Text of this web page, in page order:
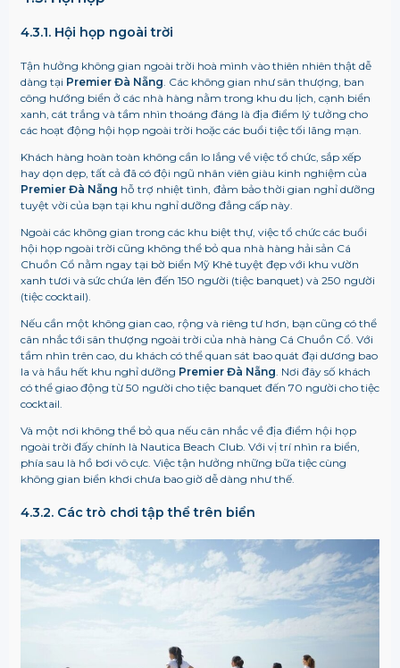
4.3.1. Hội họp ngoài trời
Tận hưởng không gian ngoài trời hoà mình vào thiên nhiên thật dễ
dàng tại Premier Đà Nẵng. Các không gian như sân thượng, ban
công hướng biển ở các nhà hàng nằm trong khu du lịch, cạnh biển
xanh, cát trắng và tầm nhìn thoáng đáng là địa điểm lý tưởng cho
các hoạt động hội họp ngoài trời hoặc các buổi tiệc tối lãng mạn.
Khách hàng hoàn toàn không cần lo lắng về việc tổ chức, sắp xếp
hay dọn dẹp, tất cả đã có đội ngũ nhân viên giàu kinh nghiệm của
Premier Đà Nẵng hỗ trợ nhiệt tình, đảm bảo thời gian nghỉ dưỡng
tuyệt vời của bạn tại khu nghỉ dưỡng đẳng cấp này.
Ngoài các không gian trong các khu biệt thự, việc tổ chức các buổi
hội họp ngoài trời cũng không thể bỏ qua nhà hàng hải sản Cá
Chuồn Cổ nằm ngay tại bờ biển Mỹ Khê tuyệt đẹp với khu vườn
xanh tươi và sức chứa lên đến 150 người (tiệc banquet) và 250 người
(tiệc cocktail).
Nếu cần một không gian cao, rộng và riêng tư hơn, bạn cũng có thể
cân nhắc tới sân thượng ngoài trời của nhà hàng Cá Chuồn Cổ. Với
tầm nhìn trên cao, du khách có thể quan sát bao quát đại dương bao
la và hầu hết khu nghỉ dưỡng Premier Đà Nẵng. Nơi đây số khách
có thể giao động từ 50 người cho tiệc banquet đến 70 người cho tiệc
cocktail.
Và một nơi không thể bỏ qua nếu cân nhắc về địa điểm hội họp
ngoài trời đấy chính là Nautica Beach Club. Với vị trí nhìn ra biển,
phía sau là hồ bơi vô cực. Việc tận hưởng những bữa tiệc cùng
không gian biển khơi chưa bao giờ dễ dàng như thế.
4.3.2. Các trò chơi tập thể trên biển